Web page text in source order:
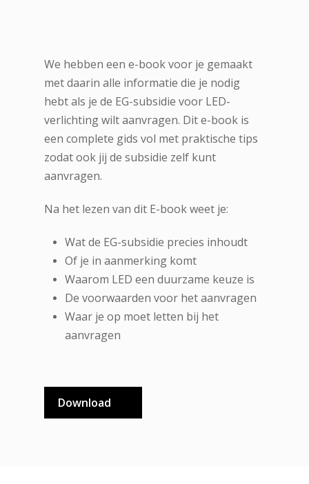
We hebben een e-book voor je gemaakt
met daarin alle informatie die je nodig
hebt als je de EG-subsidie voor LED-
verlichting wilt aanvragen. Dit e-book is
een complete gids vol met praktische tips
zodat ook jij de subsidie zelf kunt
aanvragen.
Na het lezen van dit E-book weet je:
Wat de EG-subsidie precies inhoudt
Of je in aanmerking komt
Waarom LED een duurzame keuze is
De voorwaarden voor het aanvragen
Waar je op moet letten bij het
aanvragen
Download